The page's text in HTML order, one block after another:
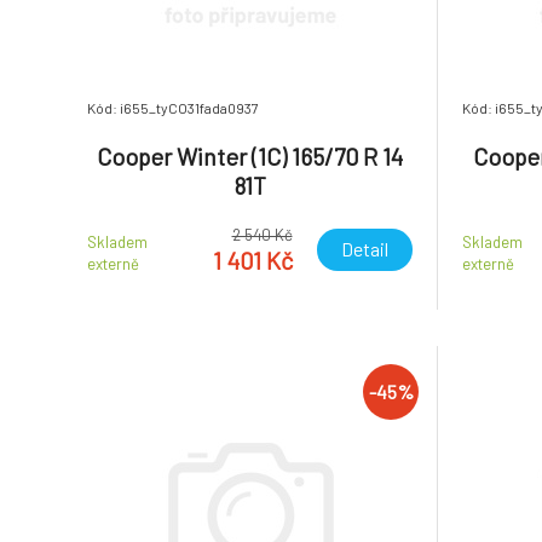
Kód: i655_tyCO31fada0937
Cooper Winter (1C) 165/70 R 14
81T
Skladem
externě
2 540 Kč
1 401 Kč Detail
Kód:
Skladem
externě
-45%